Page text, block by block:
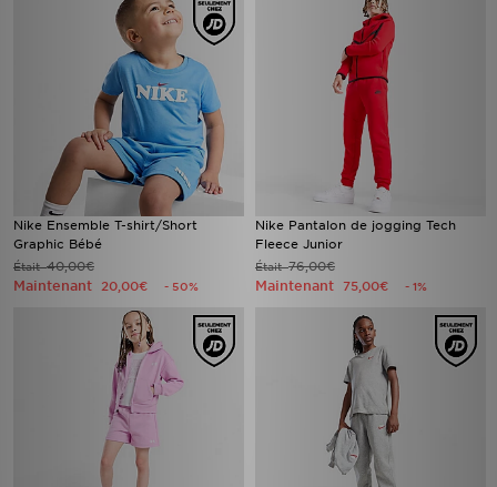
Nike Ensemble T-shirt/Short
Graphic Bébé
Était40,00€
Maintenant 20,00€ - 50%
Nike Pantalon de jogging Tech
Fleece Junior
Était76,00€
Maintenant 75,00€ - 1%